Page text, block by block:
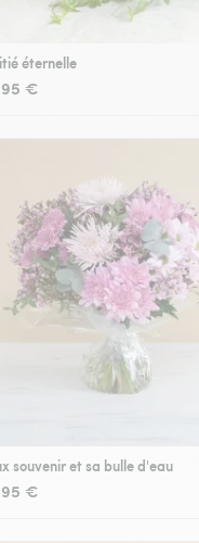
éternelle
€
souvenir et sa bulle d'eau
€